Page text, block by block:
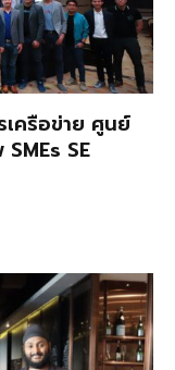
ครือข่าย ศูนย์
SE